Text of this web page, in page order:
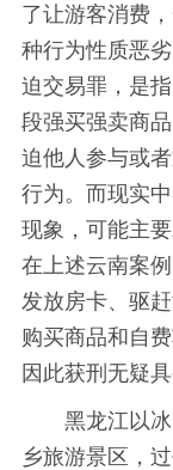
了让游客消费
种行为性质恶
迫交易罪，是
段强买强卖商
迫他人参与或
行为。而现实
现象，可能主
在上述云南案
发放房卡、驱
购买商品和自
因此获刑无疑
黑龙江以冰
乡旅游景区，